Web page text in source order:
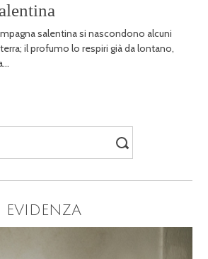
salentina si nascondono alcuni
il profumo lo respiri già da lontano,